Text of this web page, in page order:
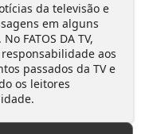
da televisão e
em alguns
FATOS DA TV,
aos
passados da TV e
os leitores